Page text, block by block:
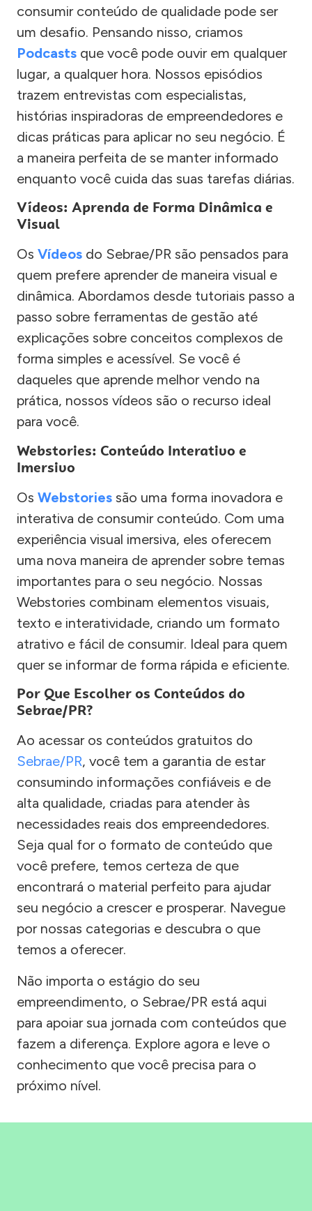
consumir conteúdo de qualidade pode ser
um desafio. Pensando nisso, criamos
Podcasts que você pode ouvir em qualquer
lugar, a qualquer hora. Nossos episódios
trazem entrevistas com especialistas,
histórias inspiradoras de empreendedores e
dicas práticas para aplicar no seu negócio. É
a maneira perfeita de se manter informado
enquanto você cuida das suas tarefas diárias.
Vídeos: Aprenda de Forma Dinâmica e
Visual
Os Vídeos do Sebrae/PR são pensados para
quem prefere aprender de maneira visual e
dinâmica. Abordamos desde tutoriais passo a
passo sobre ferramentas de gestão até
explicações sobre conceitos complexos de
forma simples e acessível. Se você é
daqueles que aprende melhor vendo na
prática, nossos vídeos são o recurso ideal
para você.
Webstories: Conteúdo Interativo e
Imersivo
Os Webstories são uma forma inovadora e
interativa de consumir conteúdo. Com uma
experiência visual imersiva, eles oferecem
uma nova maneira de aprender sobre temas
importantes para o seu negócio. Nossas
Webstories combinam elementos visuais,
texto e interatividade, criando um formato
atrativo e fácil de consumir. Ideal para quem
quer se informar de forma rápida e eficiente.
Por Que Escolher os Conteúdos do
Sebrae/PR?
Ao acessar os conteúdos gratuitos do
Sebrae/PR, você tem a garantia de estar
consumindo informações confiáveis e de
alta qualidade, criadas para atender às
necessidades reais dos empreendedores.
Seja qual for o formato de conteúdo que
você prefere, temos certeza de que
encontrará o material perfeito para ajudar
seu negócio a crescer e prosperar. Navegue
por nossas categorias e descubra o que
temos a oferecer.
Não importa o estágio do seu
empreendimento, o Sebrae/PR está aqui
para apoiar sua jornada com conteúdos que
fazem a diferença. Explore agora e leve o
conhecimento que você precisa para o
próximo nível.